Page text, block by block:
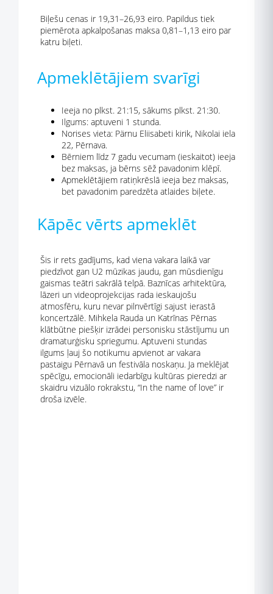
Biļešu cenas ir 19,31–26,93 eiro. Papildus tiek
piemērota apkalpošanas maksa 0,81–1,13 eiro par
katru biļeti.
Apmeklētājiem svarīgi
Ieeja no plkst. 21:15, sākums plkst. 21:30.
Ilgums: aptuveni 1 stunda.
Norises vieta: Pärnu Eliisabeti kirik, Nikolai iela
22, Pērnava.
Bērniem līdz 7 gadu vecumam (ieskaitot) ieeja
bez maksas, ja bērns sēž pavadonim klēpī.
Apmeklētājiem ratiņkrēslā ieeja bez maksas,
bet pavadonim paredzēta atlaides biļete.
Kāpēc vērts apmeklēt
Šis ir rets gadījums, kad viena vakara laikā var
piedzīvot gan U2 mūzikas jaudu, gan mūsdienīgu
gaismas teātri sakrālā telpā. Baznīcas arhitektūra,
lāzeri un videoprojekcijas rada ieskaujošu
atmosfēru, kuru nevar pilnvērtīgi sajust ierastā
koncertzālē. Mihkela Rauda un Katrīnas Pērnas
klātbūtne piešķir izrādei personisku stāstījumu un
dramaturģisku spriegumu. Aptuveni stundas
ilgums ļauj šo notikumu apvienot ar vakara
pastaigu Pērnavā un festivāla noskaņu. Ja meklējat
spēcīgu, emocionāli iedarbīgu kultūras pieredzi ar
skaidru vizuālo rokrakstu, “In the name of love” ir
droša izvēle.